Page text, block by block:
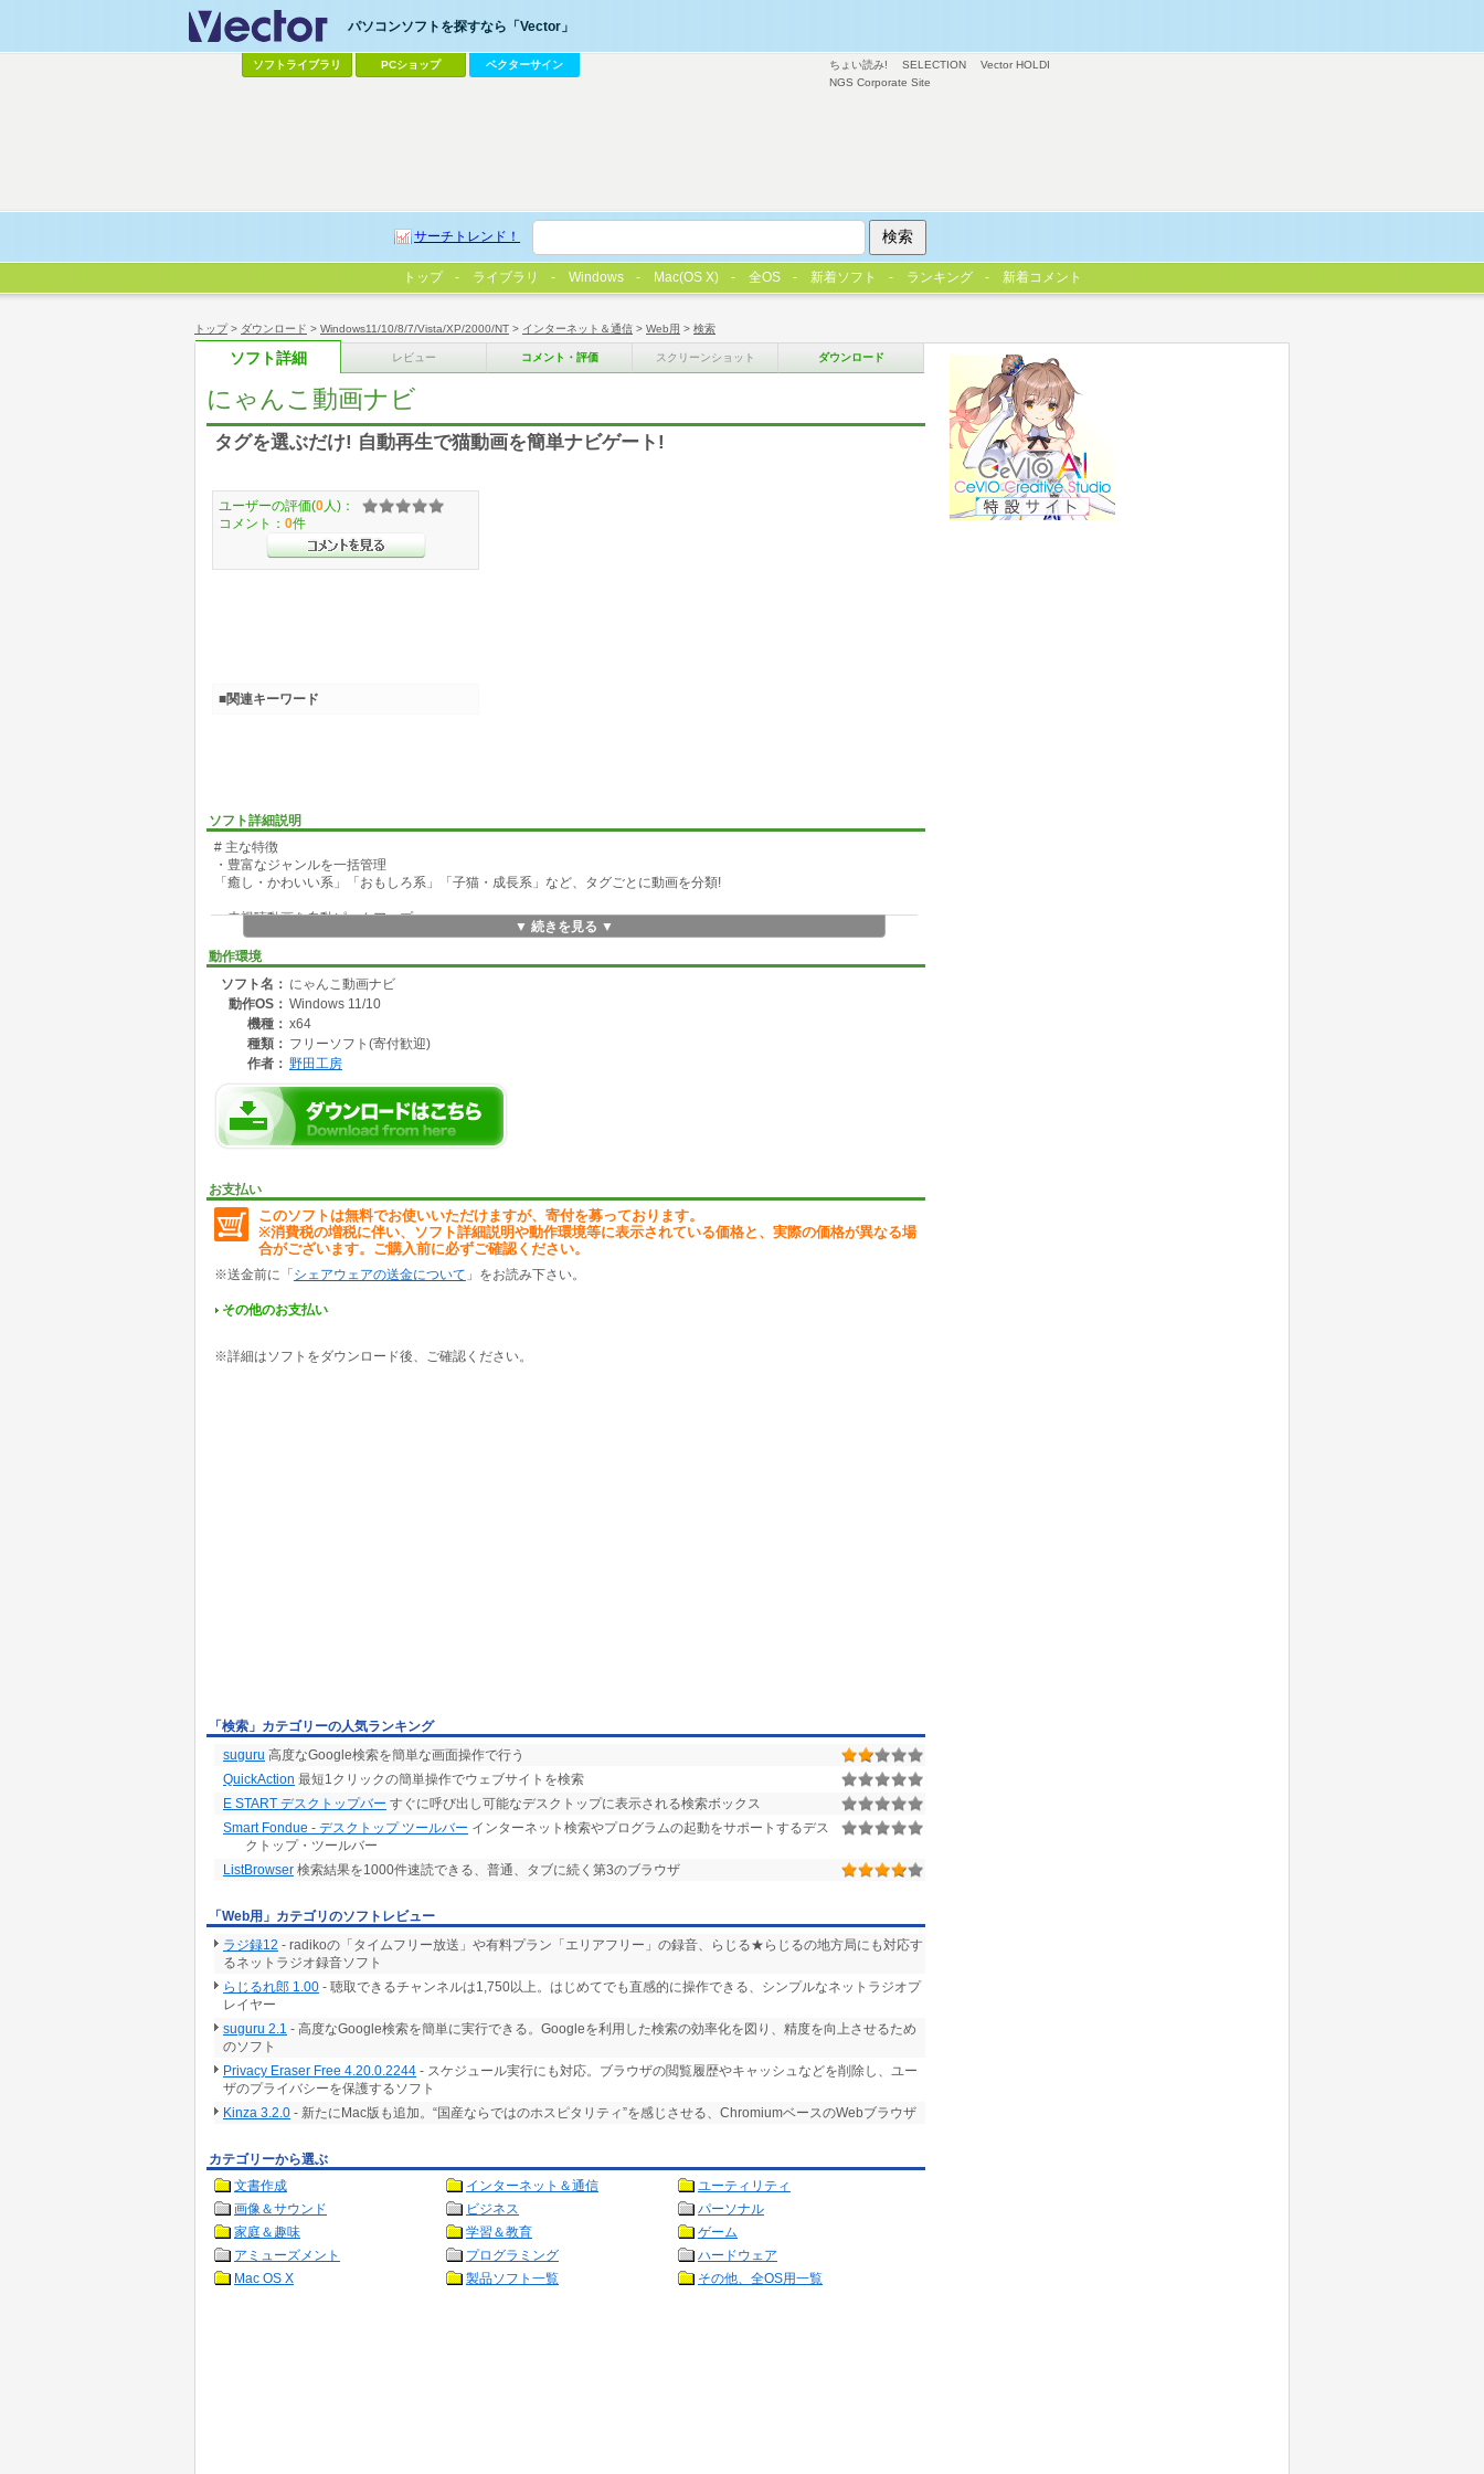
トップ> ダウンロード > Windows11/10/8/7/Vista/XP/2000/NT > インターネット＆通信 > Web用 > 検索
ソフト詳細 レビュー コメント・評価 スクリーンショット ダウンロード
にゃんこ動画ナビ
タグを選ぶだけ! 自動再生で猫動画を簡単ナビゲート!
ソフト詳細説明
# 主な特徴
・豊富なジャンルを一括管理
「癒し・かわいい系」「おもしろ系」「子猫・成長系」など、タグごとに動画を分類!
・未視聴動画を自動ピックアップ
閲覧済み動画は自動でカウント、タグごとの進捗も一目で確認!
人気順でおすすめ動画を自動選出!
・再生速度カスタマイズ可能
0.25倍～2倍まで自由に設定。自分好みのペースで動画を楽しめます。
・ショート動画も通常動画もOK
ラジオボタンで切替可能、短尺も長尺もストレスなく再生。
・フルスクリーン対応
ワンタッチで大画面再生、没入感たっぷりの猫動画体験!
・自動連続再生
# 使い方
1. 「にゃんこ動画ナビ.exe」を起動
・「You must install .NET Desktop Runtime to run this appilcation.」が表示された場合は、
「Download it now」をクリックして動作に必要なランタイムをインストールします。
・「WindowsによってPCが保護されました」(Microsoft Defender SmartScreen)の警告画面が表示された場合は、
2. 見たいジャンルのタグをツリービューから選択
5. 動画終了後も次の未視聴動画を自動再生、進捗はタグごとに更新
▼ 続きを見る ▼
動作環境
ソフト名： にゃんこ動画ナビ
動作OS： Windows 11/10
機種： x64
種類： フリーソフト(寄付歓迎)
作者： 野田工房
お支払い
このソフトは無料でお使いいただけますが、寄付を募っております。
※消費税の増税に伴い、ソフト詳細説明や動作環境等に表示されている価格と、実際の価格が異なる場
合がございます。ご購入前に必ずご確認ください。
※送金前に「 シェアウェアの送金について 」をお読み下さい。
その他のお支払い
※詳細はソフトをダウンロード後、ご確認ください。
ユーザーの評価(0 人)：
コメント： 0件
■関連キーワード
「検索」カテゴリーの人気ランキング
suguru 高度なGoogle検索を簡単な画面操作で行う
QuickAction 最短1クリックの簡単操作でウェブサイトを検索
E START デスクトップバー すぐに呼び出し可能なデスクトップに表示される検索ボックス
Smart Fondue - デスクトップ ツールバー インターネット検索やプログラムの起動をサポートするデス
クトップ・ツールバー
ListBrowser 検索結果を1000件速読できる、普通、タブに続く第3のブラウザ
「Web用」カテゴリのソフトレビュー
ラジ録12 - radikoの「タイムフリー放送」や有料プラン「エリアフリー」の録音、らじる★らじるの地方局にも対応す
るネットラジオ録音ソフト
らじるれ郎 1.00 - 聴取できるチャンネルは1,750以上。はじめてでも直感的に操作できる、シンプルなネットラジオプ
レイヤー
suguru 2.1 - 高度なGoogle検索を簡単に実行できる。Googleを利用した検索の効率化を図り、精度を向上させるため
のソフト
Privacy Eraser Free 4.20.0.2244 - スケジュール実行にも対応。ブラウザの閲覧履歴やキャッシュなどを削除し、ユー
ザのプライバシーを保護するソフト
Kinza 3.2.0 - 新たにMac版も追加。“国産ならではのホスピタリティ”を感じさせる、ChromiumベースのWebブラウザ
カテゴリーから選ぶ
文書作成
インターネット＆通信
ユーティリティ
画像＆サウンド
ビジネス
パーソナル
家庭＆趣味
学習＆教育
ゲーム
アミューズメント
プログラミング
ハードウェア
Mac OS X
製品ソフト一覧 その他、全OS用一覧
ちょい読み! SELECTION
Vector HOLDI
NGS Corporate Site
パソコンソフトを探すなら「Vector」
ソフトライブラリ PCショップ ベクターサイン
サーチトレンド！
トップ ライブラリ Windows Mac(OS X) 全OS 新着ソフト ランキング 新着コメント